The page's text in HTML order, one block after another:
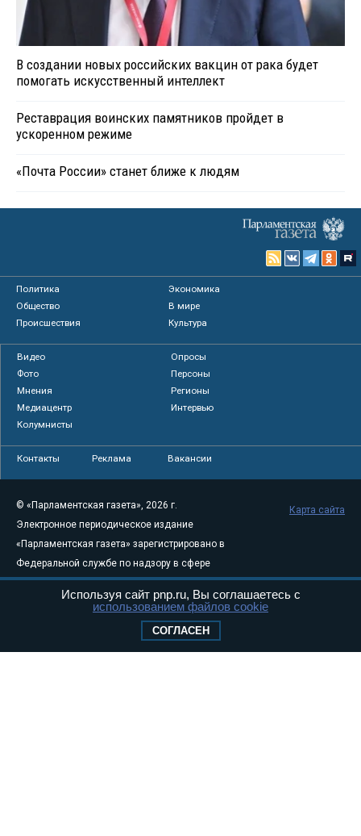
В создании новых российских вакцин от рака будет
помогать искусственный интеллект
Реставрация воинских памятников пройдет в
ускоренном режиме
«Почта России» станет ближе к людям
Политика
Экономика
Общество
В мире
Происшествия
Культура
Видео
Опросы
Фото
Персоны
Мнения
Регионы
Медиацентр
Интервью
Колумнисты
Контакты Реклама Вакансии
© «Парламентская газета», 2026 г.
Электронное периодическое издание
«Парламентская газета» зарегистрировано в
Федеральной службе по надзору в сфере
связи, информационных технологий и
массовых коммуникаций (Роскомнадзор) 05
Свидетельство о регистрации Эл № ФС77-
Карта сайта
Используя сайт pnp.ru, Вы соглашаетесь с
использованием файлов cookie
СОГЛАСЕН